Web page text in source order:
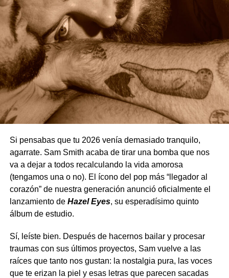
Si pensabas que tu 2026 venía demasiado tranquilo,
agarrate. Sam Smith acaba de tirar una bomba que nos
va a dejar a todos recalculando la vida amorosa
(tengamos una o no). El ícono del pop más “llegador al
corazón” de nuestra generación anunció oficialmente el
lanzamiento de Hazel Eyes, su esperadísimo quinto
álbum de estudio.
Sí, leíste bien. Después de hacernos bailar y procesar
traumas con sus últimos proyectos, Sam vuelve a las
raíces que tanto nos gustan: la nostalgia pura, las voces
que te erizan la piel y esas letras que parecen sacadas